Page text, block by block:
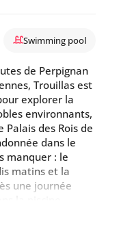
Swimming pool
de Perpignan
Trouillas est
explorer la
environnants,
des Rois de
dans le
manquer : le
matins et la
une journée
la piscine
sur les vignes.